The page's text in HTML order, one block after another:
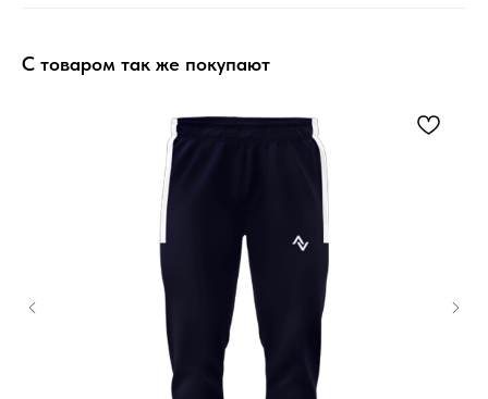
С товаром так же покупают